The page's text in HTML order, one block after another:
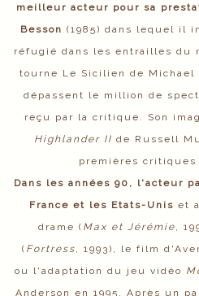
meilleur acteur pour sa
Besson (1985) dans lequel il
réfugié dans les entrailles du
tourne Le Sicilien de Michael
dépassent le million de
reçu par la critique. Son
Highlander II de Russell
premières critiques
Dans les années 90, l'acteur
France et les Etats-Unis et
drame ( Max et Jérémie ,
( Fortress , 1993), le film
ou l'adaptation du jeu vidéo
Anderson en 1995. Après un